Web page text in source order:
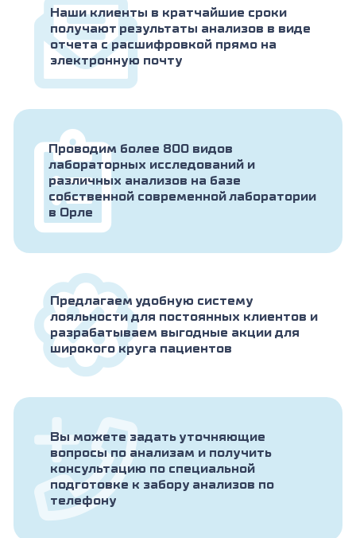
Наши клиенты в кратчайшие сроки
получают результаты анализов в виде
отчета с расшифровкой прямо на
электронную почту
Проводим более 800 видов
лабораторных исследований и
различных анализов на базе
собственной современной лаборатории
в Орле
Предлагаем удобную систему
лояльности для постоянных клиентов и
разрабатываем выгодные акции для
широкого круга пациентов
Вы можете задать уточняющие
вопросы по анализам и получить
консультацию по специальной
подготовке к забору анализов по
телефону